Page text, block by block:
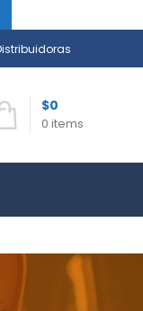
0 items
$0